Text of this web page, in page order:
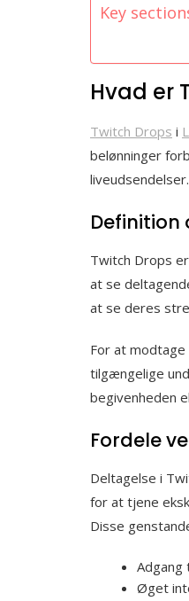
Key
Hvad er
Twitch Drops i
belønninger
liveudsendelser.
Definition
Twitch Drops
at se
at se deres
For at
tilgængelige
begivenheden
Fordele
Deltagelse i
for at tjene
Disse
Adgang
Øget